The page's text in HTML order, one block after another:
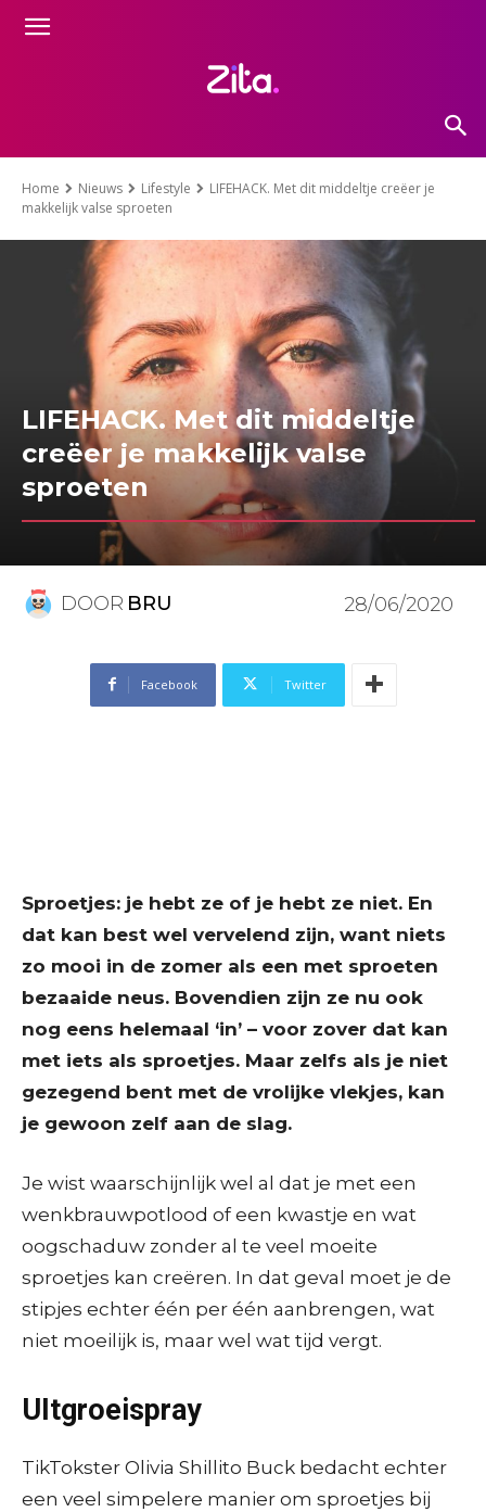
Home Nieuws Lifestyle
LIFEHACK. Met dit middeltje creëer je
makkelijk valse sproeten
LIFEHACK. Met dit middeltje
creëer je makkelijk valse
sproeten
DOOR BRU 28/06/2020
Facebook Twitter
Sproetjes: je hebt ze of je hebt ze niet. En
dat kan best wel vervelend zijn, want niets
zo mooi in de zomer als een met sproeten
bezaaide neus. Bovendien zijn ze nu ook
nog eens helemaal ‘in’ – voor zover dat kan
met iets als sproetjes. Maar zelfs als je niet
gezegend bent met de vrolijke vlekjes, kan
je gewoon zelf aan de slag.
Je wist waarschijnlijk wel al dat je met een
wenkbrauwpotlood of een kwastje en wat
oogschaduw zonder al te veel moeite
sproetjes kan creëren. In dat geval moet je de
stipjes echter één per één aanbrengen, wat
niet moeilijk is, maar wel wat tijd vergt.
UItgroeispray
TikTokster Olivia Shillito Buck bedacht echter
een veel simpelere manier om sproetjes bij